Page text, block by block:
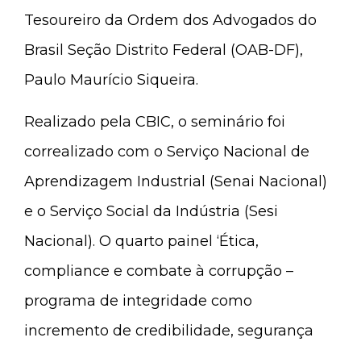
Tesoureiro da Ordem dos Advogados do
Brasil Seção Distrito Federal (OAB-DF),
Paulo Maurício Siqueira.
Realizado pela CBIC, o seminário foi
correalizado com o Serviço Nacional de
Aprendizagem Industrial (Senai Nacional)
e o Serviço Social da Indústria (Sesi
Nacional). O quarto painel ‘Ética,
compliance e combate à corrupção –
programa de integridade como
incremento de credibilidade, segurança